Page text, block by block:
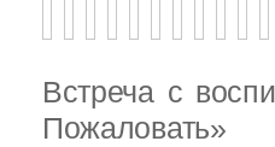
Встреча с
Пожаловать»